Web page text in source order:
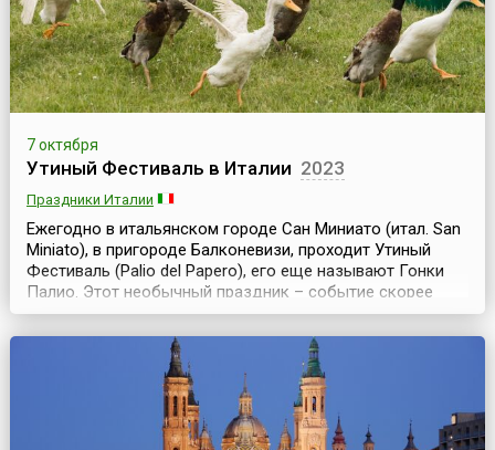
7 октября
Утиный Фестиваль в Италии 2023
Праздники Италии
Ежегодно в итальянском городе Сан Миниато (итал. San
Miniato), в пригороде Балконевизи, проходит Утиный
Фестиваль (Palio del Papero), его еще называют Гонки
Палио. Этот необычный праздник – событие скорее
спортивное, нежели кулинарное, главными героями
которого являются утки-марафонцы. Хотите
почувствовать колорит итальянского праздника в
небольшом городке? Тогда, по пути из Флоренции в